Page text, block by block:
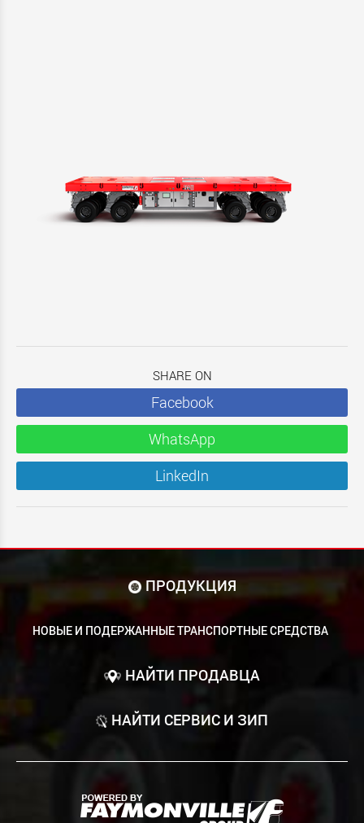
SHARE ON
Facebook
WhatsApp
LinkedIn
ПРОДУКЦИЯ
НОВЫЕ И ПОДЕРЖАННЫЕ ТРАНСПОРТНЫЕ СРЕДСТВА
НАЙТИ ПРОДАВЦА
НАЙТИ СЕРВИС И ЗИП